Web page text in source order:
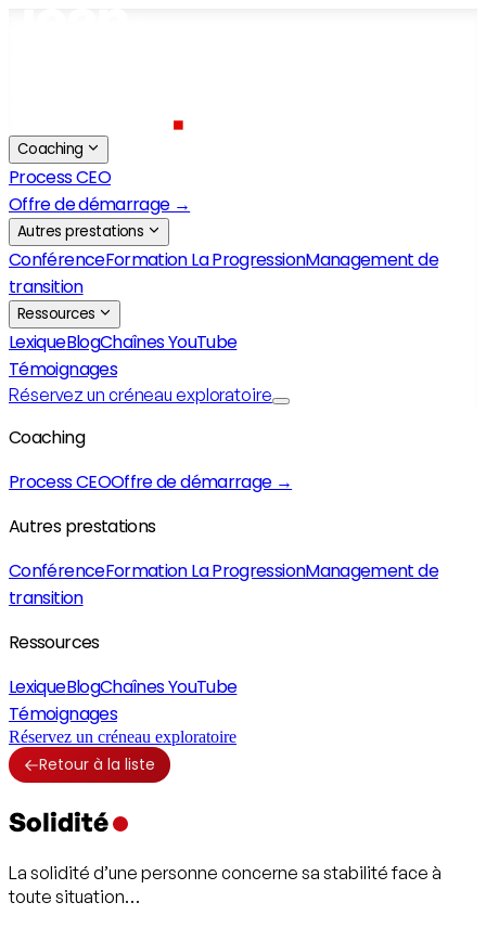
Coaching
Process CEO
Offre de démarrage →
Autres prestations
ConférenceFormation La ProgressionManagement de
transition
Ressources
LexiqueBlogChaînes YouTube
Témoignages
Réservez un créneau exploratoire
Coaching
Process CEOOffre de démarrage →
Autres prestations
ConférenceFormation La ProgressionManagement de
transition
Ressources
LexiqueBlogChaînes YouTube
Témoignages
Réservez un créneau exploratoire
Retour à la liste
Solidité
La solidité d’une personne concerne sa stabilité face à
toute situation…